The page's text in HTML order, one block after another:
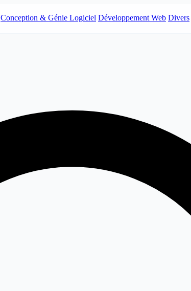
Conception & Génie Logiciel Développement Web Divers